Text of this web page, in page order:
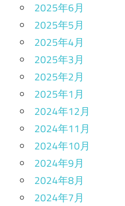
2025年6月
2025年5月
2025年4月
2025年3月
2025年2月
2025年1月
2024年12月
2024年11月
2024年10月
2024年9月
2024年8月
2024年7月